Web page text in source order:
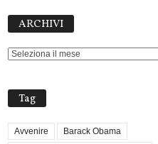
ARCHIVI
Tag
Avvenire Barack Obama